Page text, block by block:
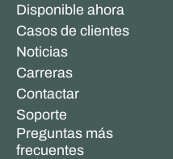
Disponible ahora
Casos de clientes
Noticias
Carreras
Contactar
Soporte
Preguntas más
frecuentes